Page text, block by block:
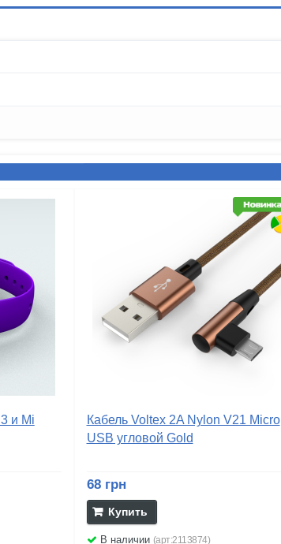
и Mi
Кабель Voltex 2A Nylon V21 Micro
USB угловой Gold
68 грн
Купить
В наличии (арт:2113874)